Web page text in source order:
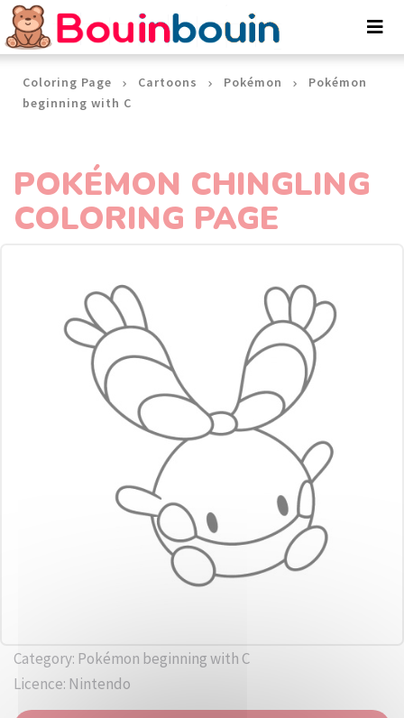
Coloring Page Cartoons Pokémon
Pokémon
beginning with C
POKÉMON CHINGLING
COLORING PAGE
Category: Pokémon beginning with C
Licence: Nintendo
Cookies management panel